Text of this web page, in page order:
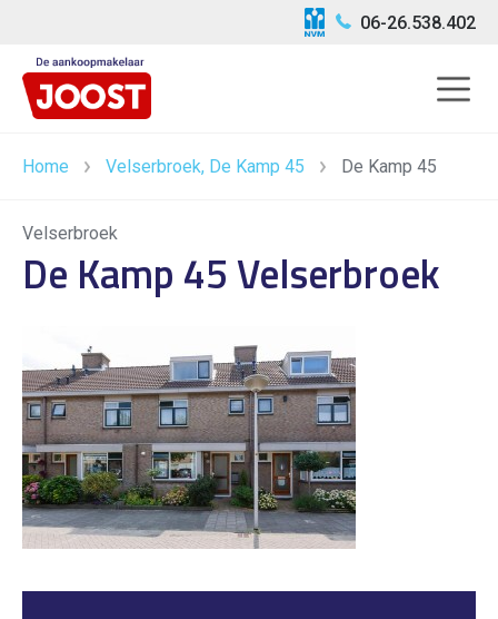
06-26.538.402
Home Velserbroek, De Kamp 45 De Kamp 45
Velserbroek
De Kamp 45 Velserbroek